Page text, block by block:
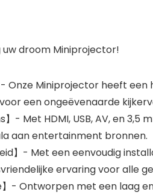
droom Miniprojector!
- Onze Miniprojector heeft
een ongeëvenaarde
- Met HDMI, USB, AV, en
aan entertainment bronnen.
】- Met een eenvoudig
ervaring voor alle
- Ontworpen met een laag